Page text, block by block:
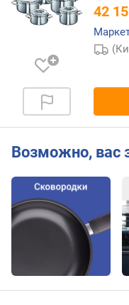
л
и
с
у
п
е
л
о
ж
й
42
Возможно, вас